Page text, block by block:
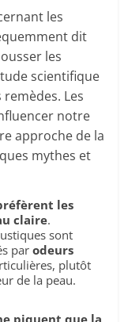
les
dit
les
scientifique
remèdes. Les
notre
approche de la
mythes et
les
claire.
sont
parodeurs
plutôt
de la peau.